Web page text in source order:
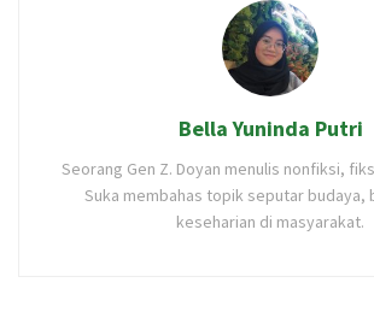
Bella Yuninda Putri
Seorang Gen Z. Doyan menulis nonfiksi,
Suka membahas topik seputar budaya,
keseharian di masyarakat.